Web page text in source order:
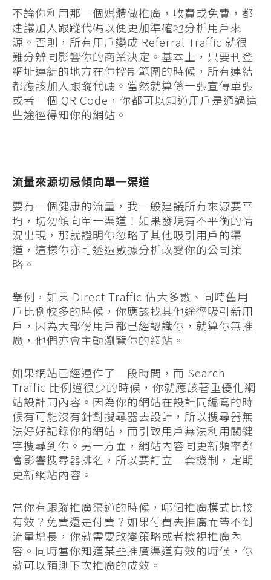
不論你利用那一個媒體做推廣，收費或免費，都
建議加入跟蹤代碼以便更加準確地分析用戶來
源。否則，所有用戶變成 Referral Traffic 就很
難分辨同影響你的商業決定。基本上，只要刊登
網址連結的地方在你控制範圍的時候，所有連結
都應該加入跟蹤代碼。當然就算係一張宣傳單張
或者一個 QR Code，你都可以知道用戶是通過這
些途徑得知你的網站。
流量來源切忌傾向單一渠道
要有一個健康的流量，我一般建議所有來源要平
均，切勿傾向單一渠道！如果發現有不平衡的情
況出現，那就證明你忽略了其他吸引用戶的渠
道，這樣你亦可透過數據分析改變你的公司策
略。
舉例，如果 Direct Traffic 佔大多數、同時舊用
戶比例較多的時候，你應該找其他途徑吸引新用
戶，因為大部份用戶都已經認識你，就算你無推
廣，他們亦會主動瀏覽你的網站。
如果網站已經運作了一段時間，而 Search
Traffic 比例還很少的時候，你就應該著重優化網
站設計同內容。因為你的網站在設計同編寫的時
候有可能沒有針對搜尋器去設計，所以搜尋器無
法好好記錄你的網站，而引致用戶無法利用關鍵
字搜尋到你。另一方面，網站內容同更新頻率都
會影響搜尋器排名，所以要訂立一套機制，定期
更新網站內容。
當你有跟蹤推廣渠道的時候，哪個推廣模式比較
有效？免費還是付費？如果付費去推廣而帶不到
流量增長，你就需要改變策略或者檢視推廣內
容。同時當你知道某些推廣渠道有效的時候，你
就可以預測下次推廣的成效。